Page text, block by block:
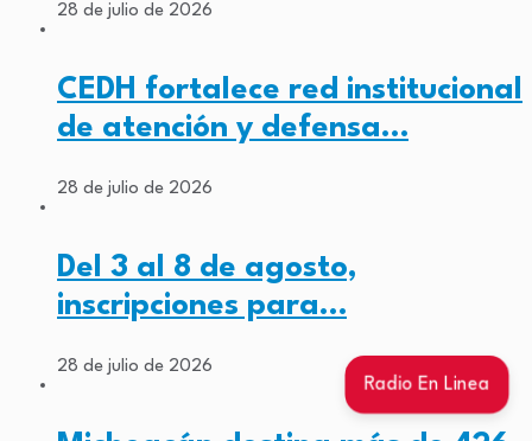
Radio En Linea
28 de julio de 2026
CEDH fortalece red institucional
de atención y defensa…
28 de julio de 2026
Del 3 al 8 de agosto,
inscripciones para…
28 de julio de 2026